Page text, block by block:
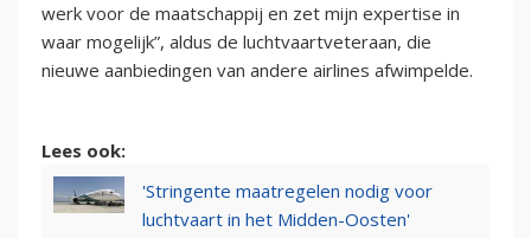
werk voor de maatschappij en zet mijn expertise in
waar mogelijk”, aldus de luchtvaartveteraan, die
nieuwe aanbiedingen van andere airlines afwimpelde.
Lees ook:
'Stringente maatregelen nodig voor
luchtvaart in het Midden-Oosten'